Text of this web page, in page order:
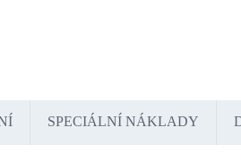
SPECIÁLNÍ NÁKLADY